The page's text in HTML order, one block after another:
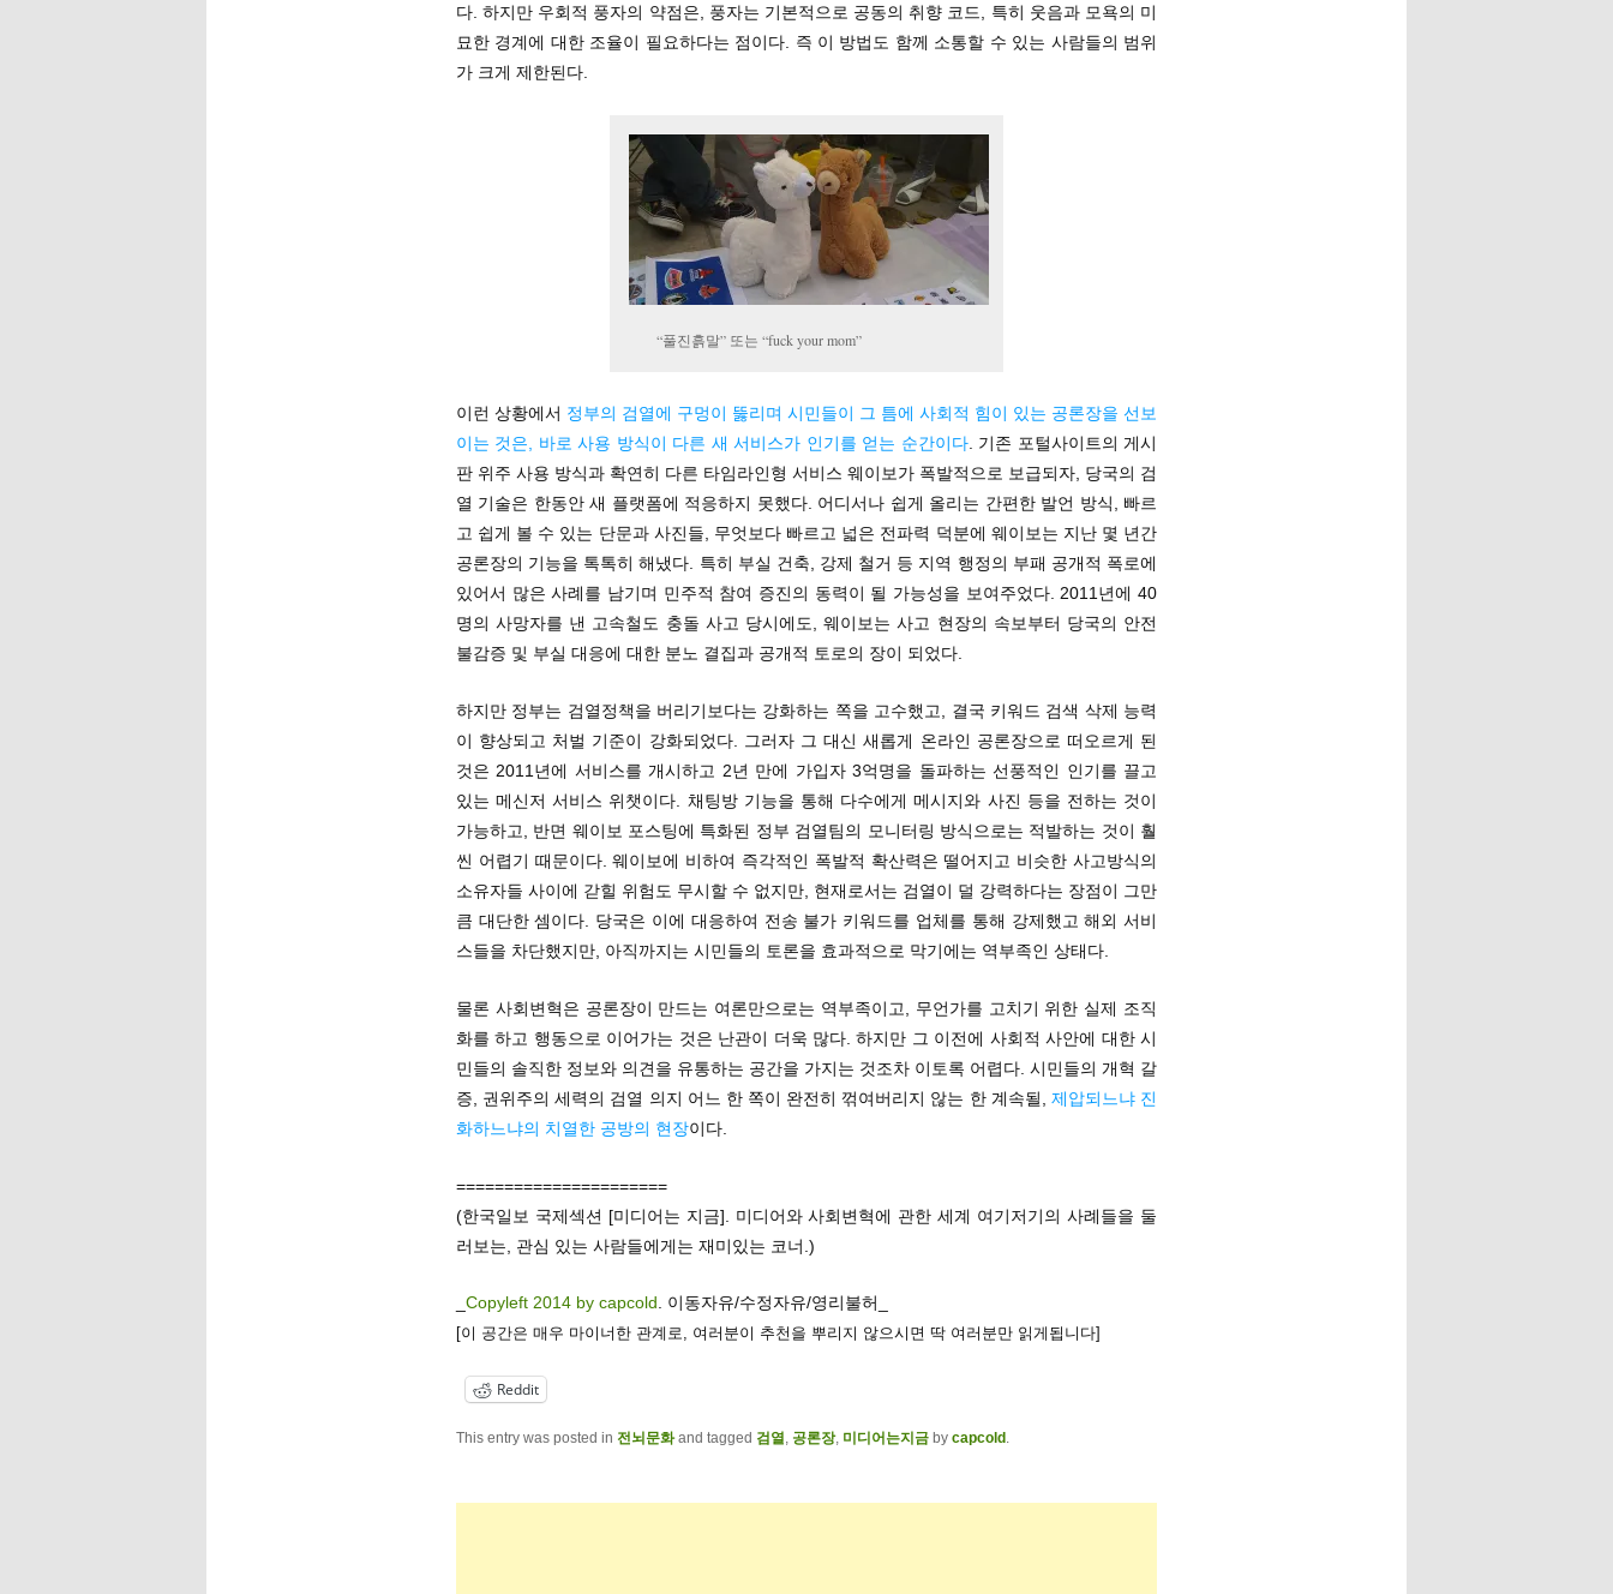
다. 하지만 우회적 풍자의 약점은, 풍자는 기본적으로 공동의 취향 코드, 특히 웃음과 모욕의 미
묘한 경계에 대한 조율이 필요하다는 점이다. 즉 이 방법도 함께 소통할 수 있는 사람들의 범위
가 크게 제한된다.
“풀진흙말” 또는 “fuck your mom”
이런 상황에서 정부의 검열에 구멍이 뚫리며 시민들이 그 틈에 사회적 힘이 있는 공론장을 선보
이는 것은, 바로 사용 방식이 다른 새 서비스가 인기를 얻는 순간이다. 기존 포털사이트의 게시
판 위주 사용 방식과 확연히 다른 타임라인형 서비스 웨이보가 폭발적으로 보급되자, 당국의 검
열 기술은 한동안 새 플랫폼에 적응하지 못했다. 어디서나 쉽게 올리는 간편한 발언 방식, 빠르
고 쉽게 볼 수 있는 단문과 사진들, 무엇보다 빠르고 넓은 전파력 덕분에 웨이보는 지난 몇 년간
공론장의 기능을 톡톡히 해냈다. 특히 부실 건축, 강제 철거 등 지역 행정의 부패 공개적 폭로에
있어서 많은 사례를 남기며 민주적 참여 증진의 동력이 될 가능성을 보여주었다. 2011년에 40
명의 사망자를 낸 고속철도 충돌 사고 당시에도, 웨이보는 사고 현장의 속보부터 당국의 안전
불감증 및 부실 대응에 대한 분노 결집과 공개적 토로의 장이 되었다.
하지만 정부는 검열정책을 버리기보다는 강화하는 쪽을 고수했고, 결국 키워드 검색 삭제 능력
이 향상되고 처벌 기준이 강화되었다. 그러자 그 대신 새롭게 온라인 공론장으로 떠오르게 된
것은 2011년에 서비스를 개시하고 2년 만에 가입자 3억명을 돌파하는 선풍적인 인기를 끌고
있는 메신저 서비스 위챗이다. 채팅방 기능을 통해 다수에게 메시지와 사진 등을 전하는 것이
가능하고, 반면 웨이보 포스팅에 특화된 정부 검열팀의 모니터링 방식으로는 적발하는 것이 훨
씬 어렵기 때문이다. 웨이보에 비하여 즉각적인 폭발적 확산력은 떨어지고 비슷한 사고방식의
소유자들 사이에 갇힐 위험도 무시할 수 없지만, 현재로서는 검열이 덜 강력하다는 장점이 그만
큼 대단한 셈이다. 당국은 이에 대응하여 전송 불가 키워드를 업체를 통해 강제했고 해외 서비
스들을 차단했지만, 아직까지는 시민들의 토론을 효과적으로 막기에는 역부족인 상태다.
물론 사회변혁은 공론장이 만드는 여론만으로는 역부족이고, 무언가를 고치기 위한 실제 조직
화를 하고 행동으로 이어가는 것은 난관이 더욱 많다. 하지만 그 이전에 사회적 사안에 대한 시
민들의 솔직한 정보와 의견을 유통하는 공간을 가지는 것조차 이토록 어렵다. 시민들의 개혁 갈
증, 권위주의 세력의 검열 의지 어느 한 쪽이 완전히 꺾여버리지 않는 한 계속될, 제압되느냐 진
화하느냐의 치열한 공방의 현장이다.
======================
(한국일보 국제섹션 [미디어는 지금]. 미디어와 사회변혁에 관한 세계 여기저기의 사례들을 둘
러보는, 관심 있는 사람들에게는 재미있는 코너.)
Copyleft 2014 by capcold. 이동자유/수정자유/영리불허_
[이 공간은 매우 마이너한 관계로, 여러분이 추천을 뿌리지 않으시면 딱 여러분만 읽게됩니다]
Reddit
This entry was posted in 전뇌문화and tagged 검열, 공론장, 미디어는지금by capcold .